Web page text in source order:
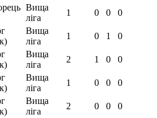
Вища
ліга
1 0 0 0
Вища
ліга
1 0 1 0
Вища
ліга
2 1 0 0
Вища
ліга
1 0 0 0
Вища
ліга
2 0 0 0